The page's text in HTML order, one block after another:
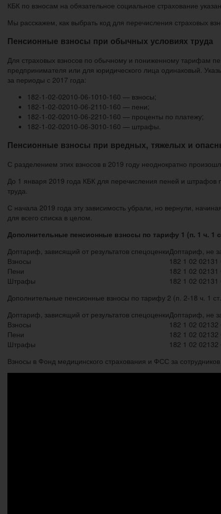
КБК по взносам на обязательное социальное страхование
Мы расскажем, как выбрать код для перечисления страховых
Пенсионные взносы при обычных условиях труда
Для страховых взносов по обычному и пониженному тарифам
предпринимателя или для юридического лица одинаковый.
за периоды с 2017 года:
182-1-02-02010-06-1010-160 — взносы;
182-1-02-02010-06-2110-160 — пени;
182-1-02-02010-06-2210-160 — проценты по платежу;
182-1-02-02010-06-3010-160 — штрафы.
Пенсионные взносы при вредных, тяжелых и
С разделением этих взносов в 2019 году неоднократно
До 1 января 2019 года КБК для перечисления пеней и штрафов
труда.
С начала 2019 года эту зависимость убрали, но вернули,
для всего списка в целом.
Дополнительные пенсионные взносы по тарифу 1 (п. 1 ч. 1
Доптариф, зависящий от результатов спецоценкиДоптариф, не
Взносы
182 1 02
Пени
182 1 02
Штрафы
182 1 02
Дополнительные пенсионные взносы по тарифу 2 (п. 2-18 ч. 1
Доптариф, зависящий от результатов спецоценкиДоптариф, не
Взносы
182 1 02
Пени
182 1 02
Штрафы
182 1 02
Взносы в Фонд медицинского страхования и ФСС за сотрудников